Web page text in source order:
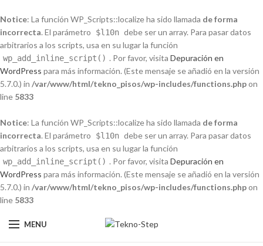
Notice: La función WP_Scripts::localize ha sido llamada de forma
incorrecta. El parámetro $l10n debe ser un array. Para pasar datos
arbitrarios a los scripts, usa en su lugar la función
wp_add_inline_script() . Por favor, visita Depuración en
WordPress para más información. (Este mensaje se añadió en la versión
5.7.0.) in /var/www/html/tekno_pisos/wp-includes/functions.phpon
line 5833
Notice: La función WP_Scripts::localize ha sido llamada de forma
incorrecta. El parámetro $l10n debe ser un array. Para pasar datos
arbitrarios a los scripts, usa en su lugar la función
wp_add_inline_script() . Por favor, visita Depuración en
WordPress para más información. (Este mensaje se añadió en la versión
5.7.0.) in /var/www/html/tekno_pisos/wp-includes/functions.phpon
line 5833
MENU